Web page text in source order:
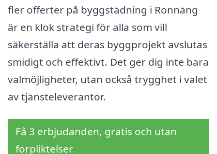
fler offerter på byggstädning i Rönnäng
är en klok strategi för alla som vill
säkerställa att deras byggprojekt avslutas
smidigt och effektivt. Det ger dig inte bara
valmöjligheter, utan också trygghet i valet
av tjänsteleverantör.
Få 3 erbjudanden, gratis och utan
förpliktelser